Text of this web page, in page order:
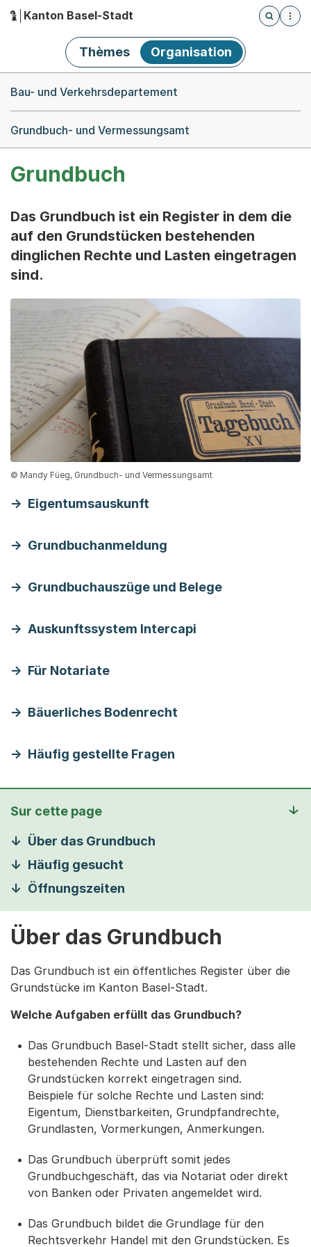
Hauptnavigation
Kanton Basel-Stadt
Öffnet
Thèmes Organisation
Bau- und Verkehrsdepartement
Grundbuch- und Vermessungsamt
Grundbuch
Das Grundbuch ist ein Register in dem die
auf den Grundstücken bestehenden
dinglichen Rechte und Lasten eingetragen
sind.
© Mandy Füeg, Grundbuch- und Vermessungsamt
Eigentumsauskunft
Grundbuchanmeldung
Grundbuchauszüge und Belege
Auskunftssystem Intercapi
Für Notariate
Bäuerliches Bodenrecht
Häufig gestellte Fragen
Sur cette page
Über das Grundbuch
Häufig gesucht
Öffnungszeiten
Über das Grundbuch
Das Grundbuch ist ein öffentliches Register über die
Grundstücke im Kanton Basel-Stadt.
Welche Aufgaben erfüllt das Grundbuch?
Das Grundbuch Basel-Stadt stellt sicher, dass alle
bestehenden Rechte und Lasten auf den
Grundstücken korrekt eingetragen sind.
Beispiele für solche Rechte und Lasten sind:
Eigentum, Dienstbarkeiten, Grundpfandrechte,
Grundlasten, Vormerkungen, Anmerkungen.
Das Grundbuch überprüft somit jedes
Grundbuchgeschäft, das via Notariat oder direkt
von Banken oder Privaten angemeldet wird.
Das Grundbuch bildet die Grundlage für den
Rechtsverkehr Handel mit den Grundstücken. Es